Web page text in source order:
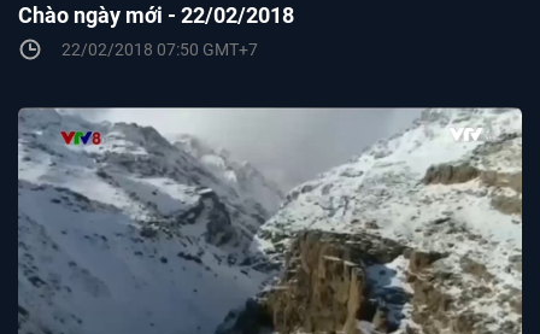
Chào ngày mới - 22/02/2018
22/02/2018 07:50 GMT+7